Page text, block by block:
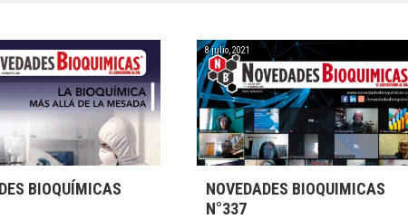
BIOQUÍMICAS
8 julio, 2021
NOVEDADES BIOQUIMICAS
N°337